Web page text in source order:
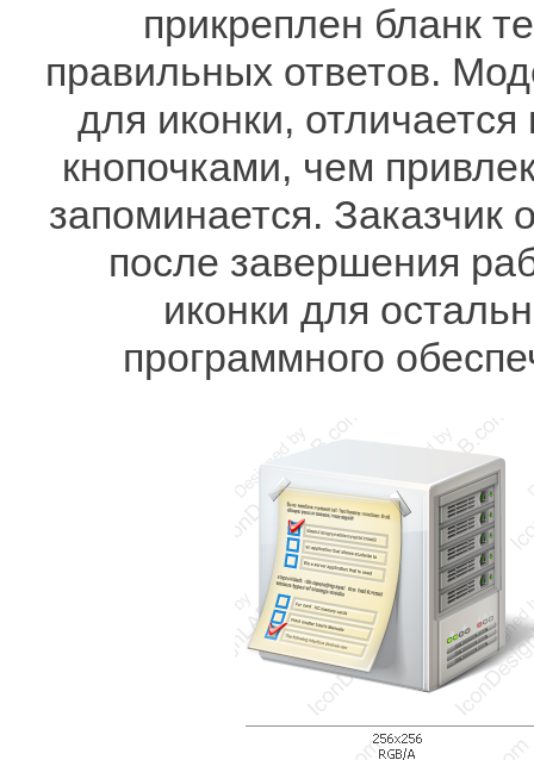
прикреплен бланк
правильных ответов.
для иконки,
кнопочками, чем
запоминается. Заказчик
после завершения
иконки для
программного